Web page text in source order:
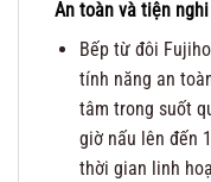
An toàn và tiện
Bếp từ đôi
tính năng an
tâm trong suốt
giờ nấu lên đến
thời gian linh